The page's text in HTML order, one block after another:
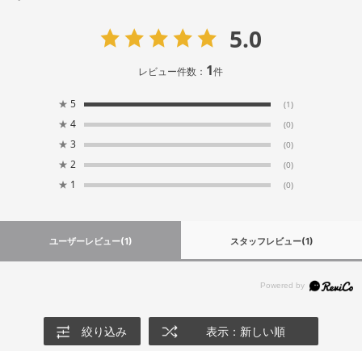
5.0
レビュー件数： 1件
★ 5 (1)
★ 4 (0)
★ 3 (0)
★ 2 (0)
★ 1 (0)
ユーザーレビュー(1) スタッフレビュー(1)
絞り込み 表示：新しい順